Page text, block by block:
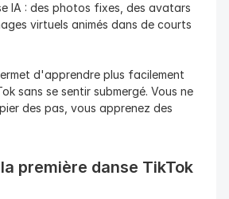
IA : des photos fixes, des avatars
virtuels animés dans de courts
d'apprendre plus facilement
sans se sentir submergé. Vous ne
des pas, vous apprenez des
première danse TikTok